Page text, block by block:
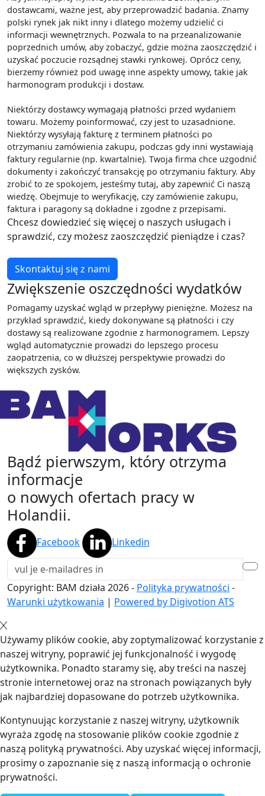
dostawcami, ważne jest, aby przeprowadzić badania. Znamy
polski rynek jak nikt inny i dlatego możemy udzielić ci
informacji wewnętrznych. Pozwala to na przeanalizowanie
poprzednich umów, aby zobaczyć, gdzie można zaoszczędzić i
uzyskać poczucie rozsądnej stawki rynkowej. Oprócz ceny,
bierzemy również pod uwagę inne aspekty umowy, takie jak
harmonogram produkcji i dostaw.
Niektórzy dostawcy wymagają płatności przed wydaniem
towaru. Możemy poinformować, czy jest to uzasadnione.
Niektórzy wysyłają fakturę z terminem płatności po
otrzymaniu zamówienia zakupu, podczas gdy inni wystawiają
faktury regularnie (np. kwartalnie). Twoja firma chce uzgodnić
dokumenty i zakończyć transakcję po otrzymaniu faktury. Aby
zrobić to ze spokojem, jesteśmy tutaj, aby zapewnić Ci naszą
wiedzę. Obejmuje to weryfikację, czy zamówienie zakupu,
faktura i paragony są dokładne i zgodne z przepisami.
Chcesz dowiedzieć się więcej o naszych usługach i
sprawdzić, czy możesz zaoszczędzić pieniądze i czas?
Skontaktuj się z nami
Zwiększenie oszczędności wydatków
Pomagamy uzyskać wgląd w przepływy pieniężne. Możesz na
przykład sprawdzić, kiedy dokonywane są płatności i czy
dostawy są realizowane zgodnie z harmonogramem. Lepszy
wgląd automatycznie prowadzi do lepszego procesu
zaopatrzenia, co w dłuższej perspektywie prowadzi do
większych zysków.
Bądź pierwszym, który otrzyma
informacje
o nowych ofertach pracy w
Holandii.
Facebook Linkedin
Copyright: BAM działa 2026- Polityka prywatności -
Warunki użytkowania | Powered by Digivotion ATS
Używamy plików cookie, aby zoptymalizować korzystanie z
naszej witryny, poprawić jej funkcjonalność i wygodę
użytkownika. Ponadto staramy się, aby treści na naszej
stronie internetowej oraz na stronach powiązanych były
jak najbardziej dopasowane do potrzeb użytkownika.
Kontynuując korzystanie z naszej witryny, użytkownik
wyraża zgodę na stosowanie plików cookie zgodnie z
naszą polityką prywatności. Aby uzyskać więcej informacji,
prosimy o zapoznanie się z naszą informacją o ochronie
prywatności.